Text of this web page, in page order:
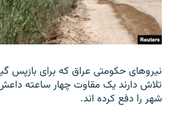
تماس
صفحه پشتو
Azadi English
به ما بپیوندید
نیروهای حکومتی عراق که برای بازپس
تلاش دارند یک مقاوت چهار ساعته
شهر را دفع کرده اند.